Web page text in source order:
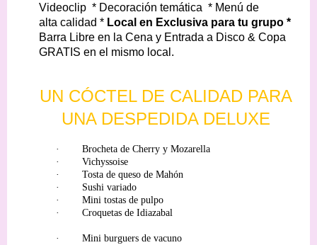
Videoclip * Decoración temática * Menú de
alta calidad * Local en Exclusiva para tu grupo *
Barra Libre en la Cena y Entrada a Disco & Copa
GRATIS en el mismo local.
UN CÓCTEL DE CALIDAD PARA
UNA DESPEDIDA DELUXE
·
Brocheta de Cherry y Mozarella
·
Vichyssoise
·
Tosta de queso de Mahón
·
Sushi variado
·
Mini tostas de pulpo
·
Croquetas de Idiazabal
·
Mini burguers de vacuno